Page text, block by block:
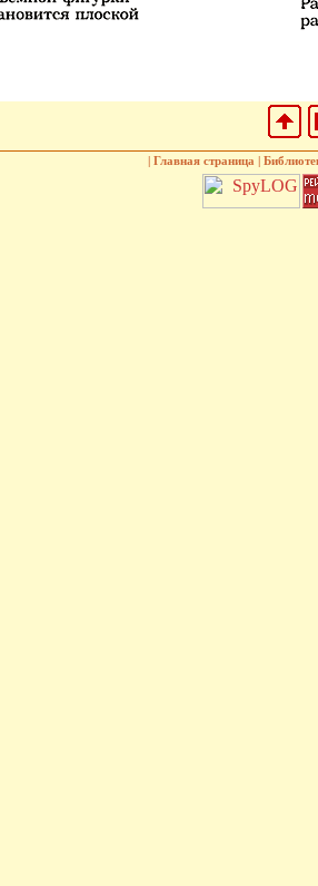
| Главная страница |